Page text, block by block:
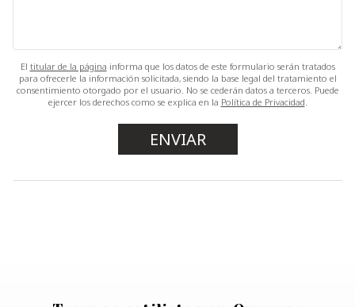
El titular de la página informa que los datos de este formulario serán tratados
para ofrecerle la información solicitada, siendo la base legal del tratamiento el
consentimiento otorgado por el usuario. No se cederán datos a terceros. Puede
ejercer los derechos como se explica en la Política de Privacidad